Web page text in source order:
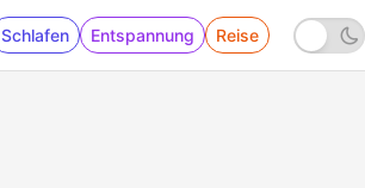
Schlafen Entspannung Reise